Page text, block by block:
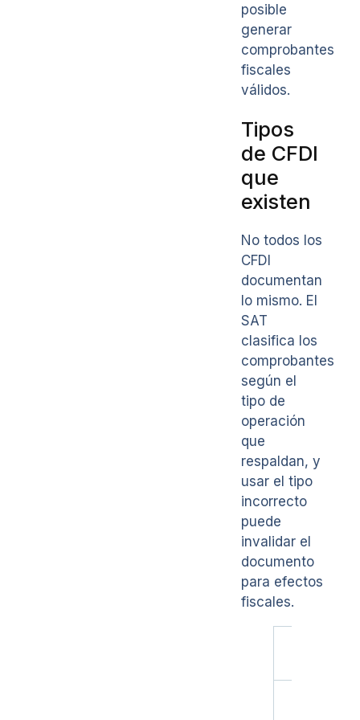
posible
generar
comprobantes
fiscales
válidos.
Tipos
de CFDI
que
existen
No todos los
CFDI
documentan
lo mismo. El
SAT
clasifica los
comprobantes
según el
tipo de
operación
que
respaldan, y
usar el tipo
incorrecto
puede
invalidar el
documento
para efectos
fiscales.